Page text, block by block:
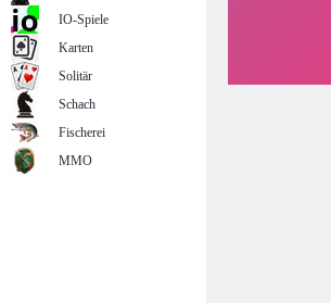
IO-Spiele
Karten
Solitär
Schach
Fischerei
MMO